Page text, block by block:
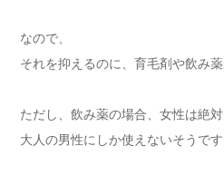
なので、
それを抑えるのに、育毛剤や飲み薬
ただし、飲み薬の場合、女性は絶
大人の男性にしか使えないそうです